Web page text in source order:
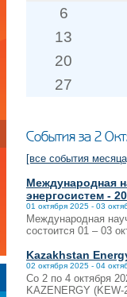
6
13
20
27
События за 2
[все события
Международная
энергосистем -
01 октября 2025 - 03
Международная
состоится 01 – 03
Kazakhstan
02 октября 2025 - 04
Со 2 по 4 октября
KAZENERGY